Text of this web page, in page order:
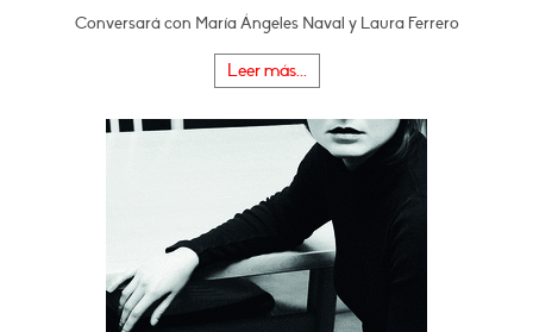
Conversará con María Ángeles Naval y Laura Ferrero
Leer más...